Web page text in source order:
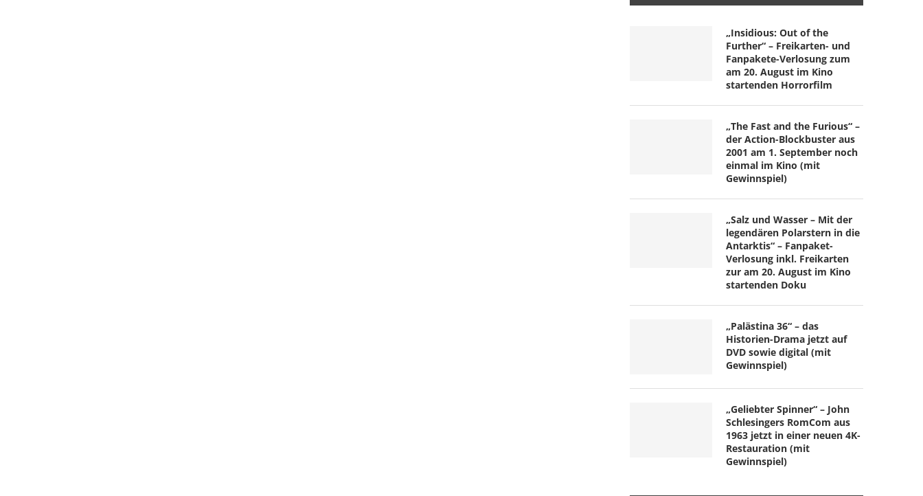
„Insidious: Out of the
Further“ – Freikarten- und
Fanpakete-Verlosung zum
am 20. August im Kino
startenden Horrorfilm
„The Fast and the Furious“ –
der Action-Blockbuster aus
2001 am 1. September noch
einmal im Kino (mit
Gewinnspiel)
„Salz und Wasser – Mit der
legendären Polarstern in die
Antarktis“ – Fanpaket-
Verlosung inkl. Freikarten
zur am 20. August im Kino
startenden Doku
„Palästina 36“ – das
Historien-Drama jetzt auf
DVD sowie digital (mit
Gewinnspiel)
„Geliebter Spinner“ – John
Schlesingers RomCom aus
1963 jetzt in einer neuen 4K-
Restauration (mit
Gewinnspiel)